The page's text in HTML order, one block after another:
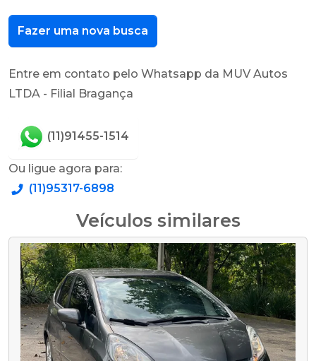
Fazer uma nova busca
Entre em contato pelo Whatsapp da MUV Autos
LTDA - Filial Bragança
(11)91455-1514
Ou ligue agora para:
(11)95317-6898
Veículos similares